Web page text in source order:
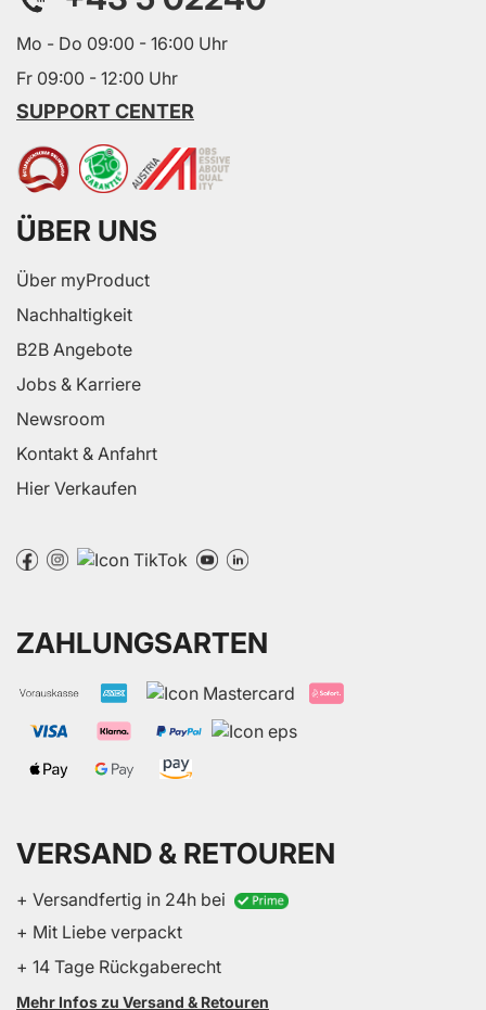
Mo - Do 09:00 - 16:00 Uhr
Fr 09:00 - 12:00 Uhr
SUPPORT CENTER
ÜBER UNS
Über myProduct
Nachhaltigkeit
B2B Angebote
Jobs & Karriere
Newsroom
Kontakt & Anfahrt
Hier Verkaufen
ZAHLUNGSARTEN
VERSAND & RETOUREN
+ Versandfertig in 24h bei
+ Mit Liebe verpackt
+ 14 Tage Rückgaberecht
Mehr Infos zu Versand & Retouren